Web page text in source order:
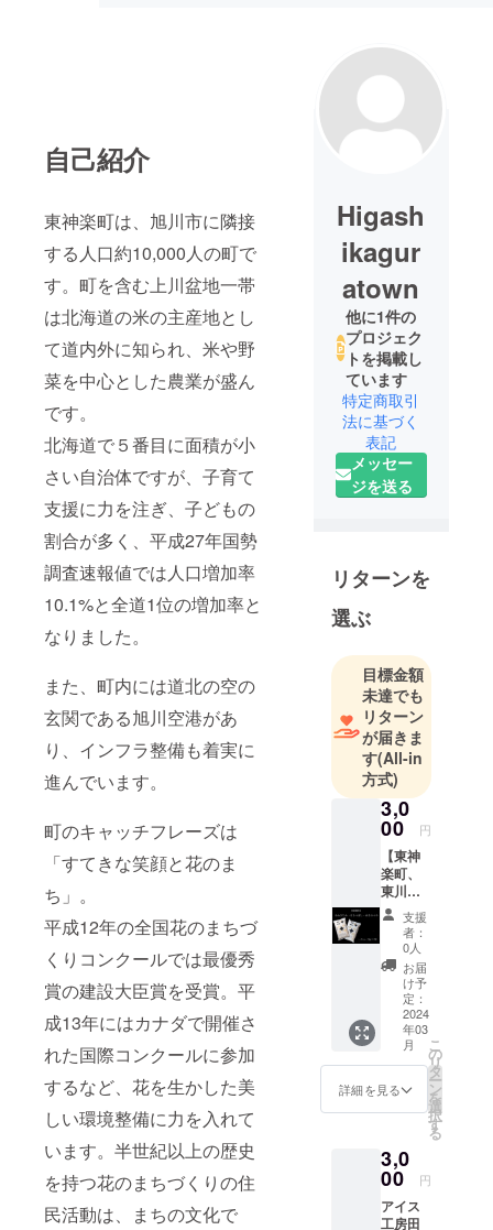
自己紹介
東神楽町は、旭川市に隣接
する人口約10,000人の町で
す。町を含む上川盆地一帯
は北海道の米の主産地とし
て道内外に知られ、米や野
菜を中心とした農業が盛ん
です。
北海道で５番目に面積が小
さい自治体ですが、子育て
支援に力を注ぎ、子どもの
割合が多く、平成27年国勢
調査速報値では人口増加率
10.1%と全道1位の増加率と
なりました。
また、町内には道北の空の
玄関である旭川空港があ
り、インフラ整備も着実に
進んでいます。
町のキャッチフレーズは
「すてきな笑顔と花のま
ち」。
平成12年の全国花のまちづ
くりコンクールでは最優秀
賞の建設大臣賞を受賞。平
成13年にはカナダで開催さ
れた国際コンクールに参加
するなど、花を生かした美
しい環境整備に力を入れて
います。半世紀以上の歴史
を持つ花のまちづくりの住
民活動は、まちの文化で
Higash
ikagur
atown
他に1件の
プロジェク
トを掲載し
ています
特定商取引
法に基づく
表記
メッセー
ジを送る
リターンを
選ぶ
目標金額
未達でも
リターン
が届きま
す(All-in
方式)
3,0
00 円
【東神
楽町、
東川
町、旭
川市在
住の方
限定リ
ターン
品】 北
海道
米 東
神楽町
産のお
米 (2
㎏×1袋)
令和5年
米をお
届けし
ます！
株式会
社柳沼
支援
者：
0人
お届
け予
定：
2024
年03
月
詳細を見る
こ
の
リ
タ
ー
ン
を
選
択
す
る
3,0
00 円
アイス
工房田